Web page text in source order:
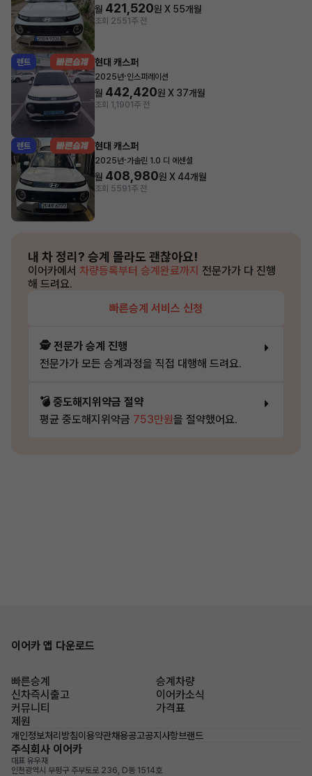
월 421,520원 X 55개월
조회 2551주 전
렌트 현대 캐스퍼
2025년·인스퍼레이션
월 442,420원 X 37개월
조회 1,1901주 전
렌트 현대 캐스퍼
2025년·가솔린 1.0 디 에센셜
월 408,980원 X44개월
조회 5591주 전
내 차 정리? 승계 몰라도 괜찮아요!
이어카에서 차량등록부터 승계완료까지 전문가가 다 진행
해 드려요.
빠른승계 서비스 신청
🕵️ 전문가 승계 진행
전문가가 모든 승계과정을 직접 대행해 드려요.
💣 중도해지위약금 절약
평균 중도해지위약금 753만원을 절약했어요.
이어카 앱 다운로드
빠른승계
승계차량
신차즉시출고
이어카소식
커뮤니티
가격표
제원
개인정보처리방침이용약관채용공고공지사항브랜드
주식회사 이어카
대표 유우재
인천광역시 부평구 주부토로 236, D동 1514호